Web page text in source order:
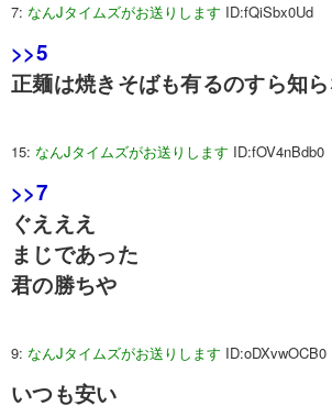
7: なんJタイムズがお送りします ID:fQiSbx0Ud
>>5
正麺は焼きそばも有るのすら知
15: なんJタイムズがお送りします ID:fOV4nBdb0
>>7
ぐえええ
まじであった
君の勝ちや
9: なんJタイムズがお送りします ID:oDXvwOCB0
いつも安い